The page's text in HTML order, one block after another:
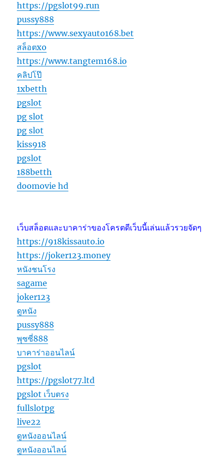
https://pgslot99.run
pussy888
https://www.sexyauto168.bet
สล็อตxo
https://www.tangtem168.io
คลิปโป๊
1xbetth
pgslot
pg slot
pg slot
kiss918
pgslot
188betth
doomovie hd
เว็บสล็อตและบาคาร่าของโครตดีเว็บนี้เล่นแล้วรวยจัดๆ
https://918kissauto.io
https://joker123.money
หนังชนโรง
sagame
joker123
ดูหนัง
pussy888
พุซซี่888
บาคาร่าออนไลน์
pgslot
https://pgslot77.ltd
pgslot เว็บตรง
fullslotpg
live22
ดูหนังออนไลน์
ดูหนังออนไลน์